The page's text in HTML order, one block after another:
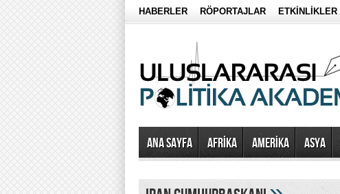
HABERLER RÖPORTAJLAR ETKİNLİKLER
Ana Sayfa AFRİKA AMERİKA ASYA